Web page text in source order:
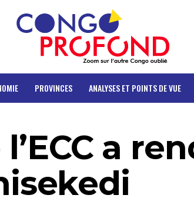
PROVINCES ANALYSES ET POINTS DE VUE
a